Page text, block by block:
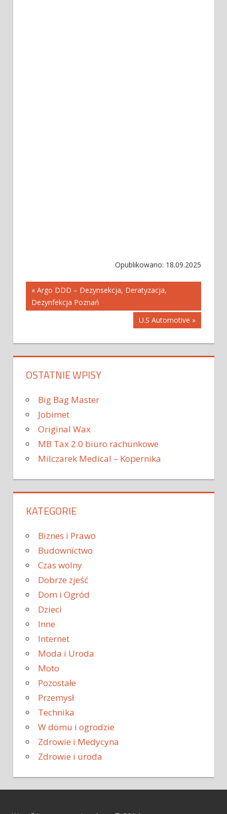
Opublikowano: 18.09.2025
Nawigacja
wpisu
« Argo DDD – Dezynsekcja, Deratyzacja,
Dezynfekcja Poznań
U.S Automotive »
OSTATNIE WPISY
Big Bag Master
Jobimet
Original Wax
MB Tax 2.0 biuro rachunkowe
Milczarek Medical – Kopernika
KATEGORIE
Biznes i Prawo
Budownictwo
Czas wolny
Dobrze zjeść
Dom i Ogród
Dzieci
Inne
Internet
Moda i Uroda
Moto
Pozostałe
Przemysł
Technika
W domu i ogrodzie
Zdrowie i Medycyna
Zdrowie i uroda